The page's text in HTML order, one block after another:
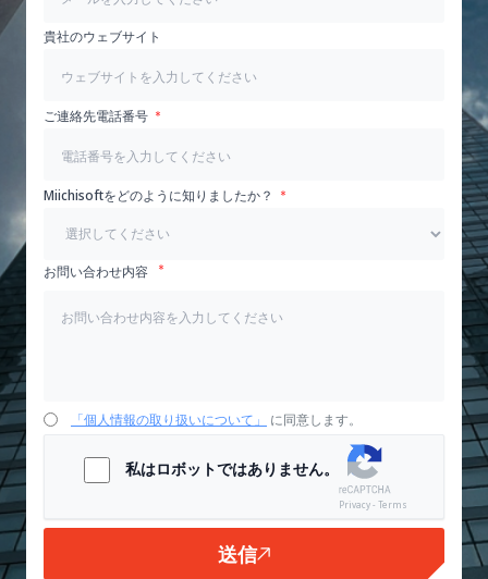
貴社のウェブサイト
ご連絡先電話番号
Miichisoftをどのように知りましたか？
お問い合わせ内容
「個人情報の取り扱いについて」 に同意します。
私はロボットではありません。
Privacy - Terms
送信